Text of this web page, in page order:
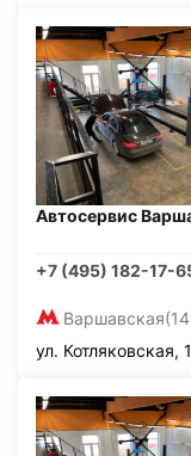
Автосервис
+7 (495) 182-17-
Варшавская
ул. Котляковская,